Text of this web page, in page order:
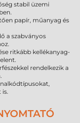
stabil üzemi
papír, műanyag és
a szabványos
ritkább kellékanyag-
rendelkezik a
is.